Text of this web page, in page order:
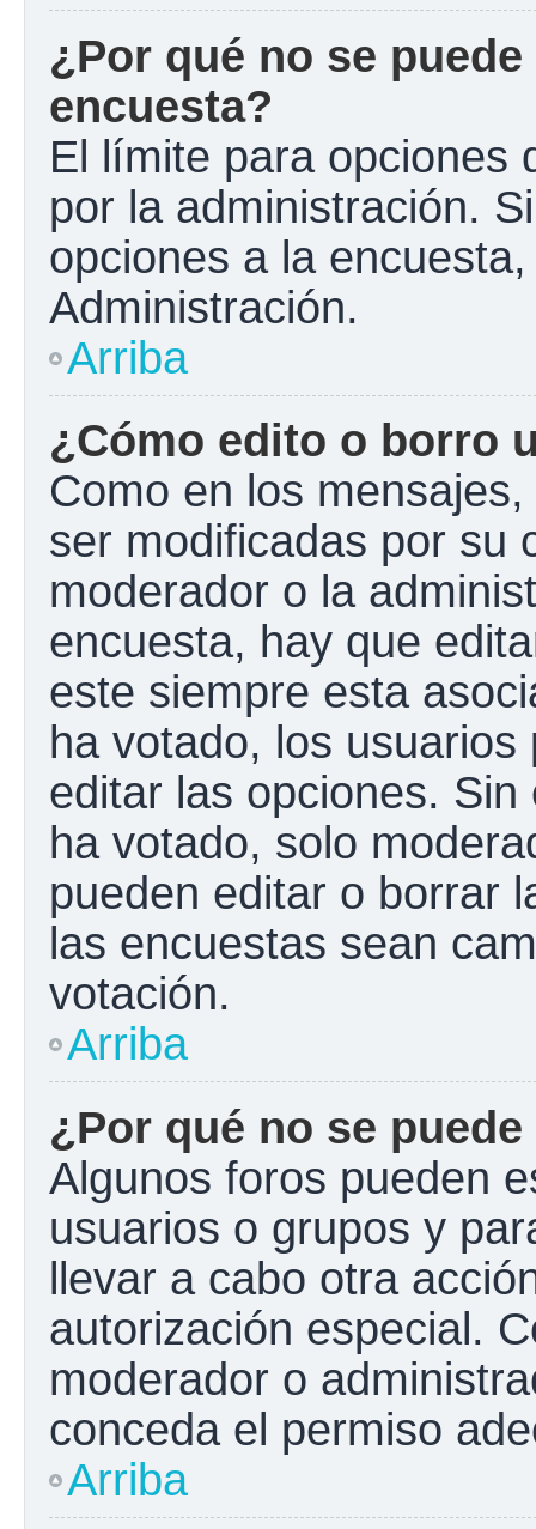
¿Por qué no se
encuesta?
El límite para opciones
por la administración.
opciones a la
Administración.
Arriba
¿Cómo edito o borro
Como en los
ser modificadas por su
moderador o la
encuesta, hay que
este siempre esta
ha votado, los
editar las opciones.
ha votado, solo
pueden editar o borrar
las encuestas sean
votación.
Arriba
¿Por qué no se
Algunos foros pueden
usuarios o grupos y
llevar a cabo otra
autorización especial.
moderador o
conceda el permiso
Arriba